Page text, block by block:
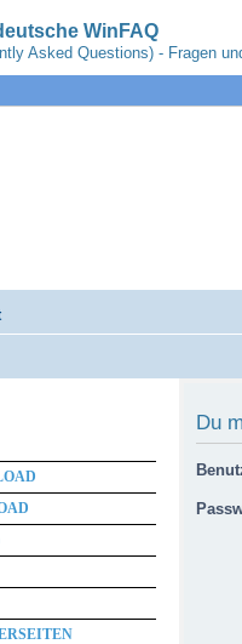
WinFAQ
Asked Questions) - Fragen
Du